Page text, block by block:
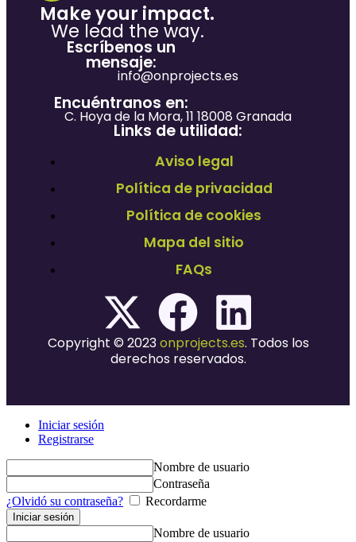
Make your impact.
We lead the way.
Escríbenos un
mensaje:
info@onprojects.es
Encuéntranos en:
C. Hoya de la Mora, 11 18008 Granada
Links de utilidad:
Aviso legal
Política de privacidad
Política de cookies
Mapa del sitio
FAQs
Copyright © 2023onprojects.es. Todos los
derechos reservados.
Iniciar sesión
Registrarse
Nombre de usuario
Contraseña
¿Olvidó su contraseña?
Recordarme
Nombre de usuario